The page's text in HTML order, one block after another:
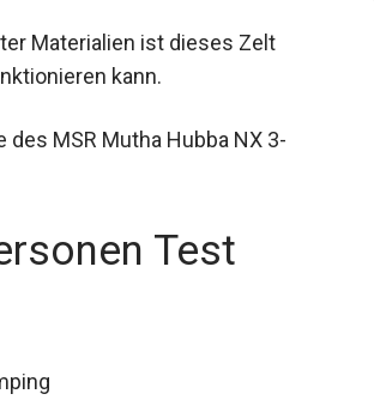
Materialien ist dieses Zelt
kann.
MSR Mutha Hubba NX 3-
Test